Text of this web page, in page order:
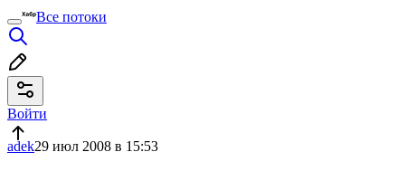
Все потоки
Войти
adek29 июл 2008 в 15:53